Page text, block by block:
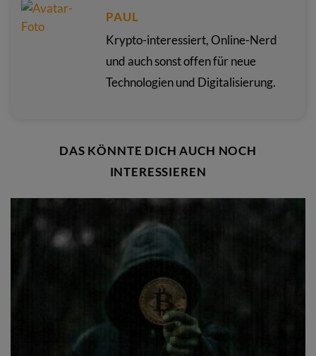
PAUL
Krypto-interessiert, Online-Nerd
und auch sonst offen für neue
Technologien und Digitalisierung.
DAS KÖNNTE DICH AUCH NOCH
INTERESSIEREN